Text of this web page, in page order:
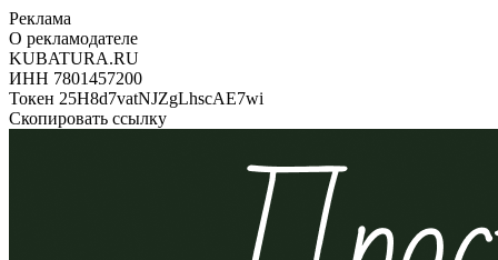
Реклама
О рекламодателе
KUBATURA.RU
ИНН 7801457200
Токен 25H8d7vatNJZgLhscAE7wi
Скопировать ссылку